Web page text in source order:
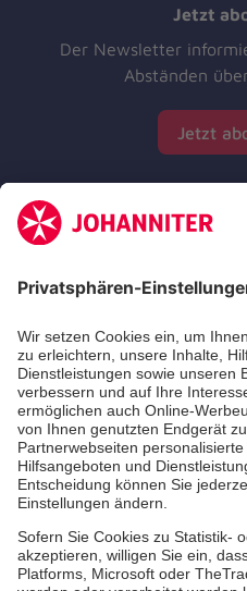
Jetzt
Der Newsletter
Abständen
Jetzt
Zertifizierung der
Die Johanniter GmbH
des Deutschen
Dienste &